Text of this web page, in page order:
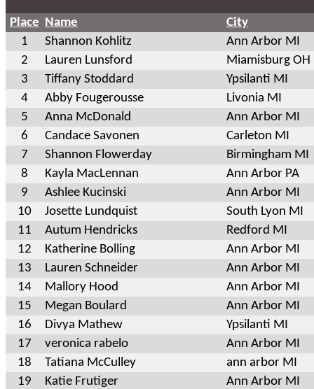
Place Name
City
1
Shannon Kohlitz
Ann Arbor MI
2
Lauren Lunsford
Miamisburg OH
3
Tiffany Stoddard
Ypsilanti MI
4
Abby Fougerousse
Livonia MI
5
Anna McDonald
Ann Arbor MI
6
Candace Savonen
Carleton MI
7
Shannon Flowerday
Birmingham MI
8
Kayla MacLennan
Ann Arbor PA
9
Ashlee Kucinski
Ann Arbor MI
10
Josette Lundquist
South Lyon MI
11
Autum Hendricks
Redford MI
12
Katherine Bolling
Ann Arbor MI
13
Lauren Schneider
Ann Arbor MI
14
Mallory Hood
Ann Arbor MI
15
Megan Boulard
Ann Arbor MI
16
Divya Mathew
Ypsilanti MI
17
veronica rabelo
Ann Arbor MI
18
Tatiana McCulley
ann arbor MI
19
Katie Frutiger
Ann Arbor MI